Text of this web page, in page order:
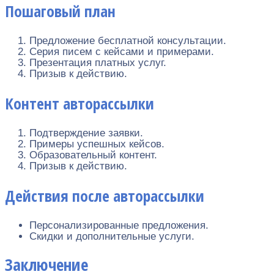
Пошаговый план
Предложение бесплатной консультации.
Серия писем с кейсами и примерами.
Презентация платных услуг.
Призыв к действию.
Контент авторассылки
Подтверждение заявки.
Примеры успешных кейсов.
Образовательный контент.
Призыв к действию.
Действия после авторассылки
Персонализированные предложения.
Скидки и дополнительные услуги.
Заключение